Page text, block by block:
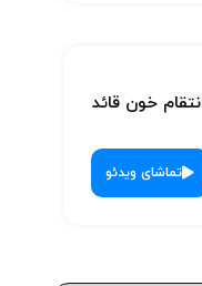
خون قائد
تماشای ویدئو